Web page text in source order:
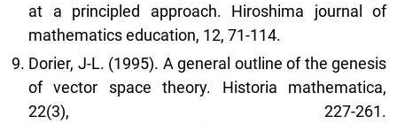
at a principled approach. Hiroshima journal of
mathematics education, 12, 71-114.
Dorier, J-L. (1995). A general outline of the genesis
of vector space theory. Historia mathematica,
22(3), 227-261.